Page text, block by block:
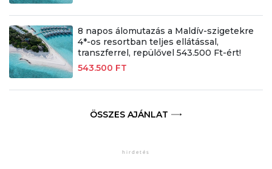
8 napos álomutazás a Maldív-szigetekre
4*-os resortban teljes ellátással,
transzferrel, repülővel 543.500 Ft-ért!
543.500 FT
ÖSSZES AJÁNLAT